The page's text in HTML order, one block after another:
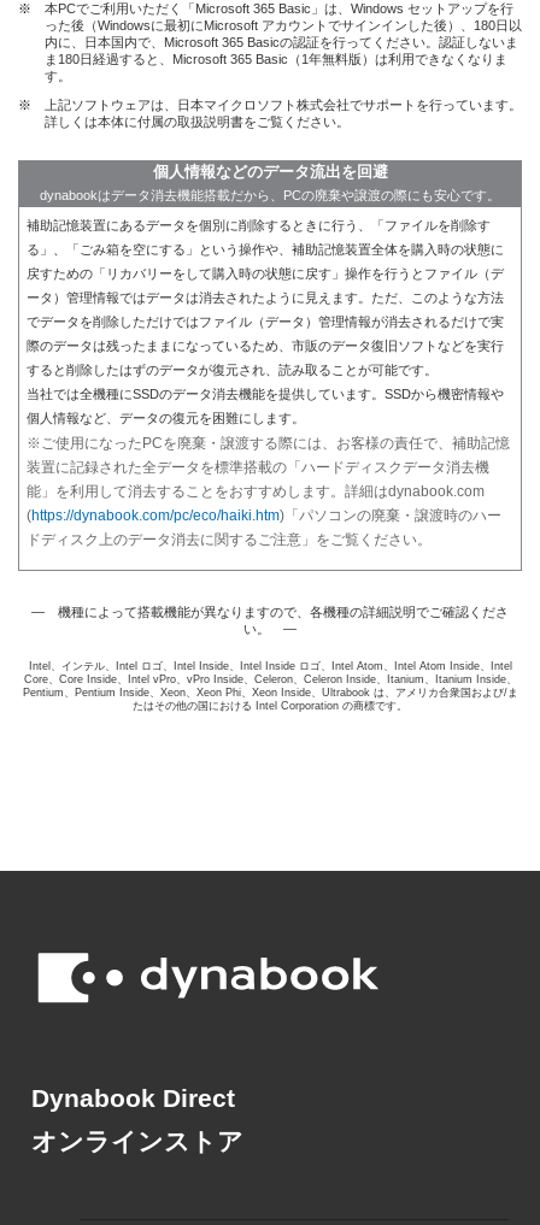
※
本PCでご利用いただく「Microsoft 365 Basic」は、Windows セットアップを行
った後（Windowsに最初にMicrosoft アカウントでサインインした後）、180日以
内に、日本国内で、Microsoft 365 Basicの認証を行ってください。認証しないま
ま180日経過すると、Microsoft 365 Basic（1年無料版）は利用できなくなりま
す。
※
上記ソフトウェアは、日本マイクロソフト株式会社でサポートを行っています。
詳しくは本体に付属の取扱説明書をご覧ください。
個人情報などのデータ流出を回避
dynabookはデータ消去機能搭載だから、PCの廃棄や譲渡の際にも安心です。
補助記憶装置にあるデータを個別に削除するときに行う、「ファイルを削除す
る」、「ごみ箱を空にする」という操作や、補助記憶装置全体を購入時の状態に
戻すための「リカバリーをして購入時の状態に戻す」操作を行うとファイル（デ
ータ）管理情報ではデータは消去されたように見えます。ただ、このような方法
でデータを削除しただけではファイル（データ）管理情報が消去されるだけで実
際のデータは残ったままになっているため、市販のデータ復旧ソフトなどを実行
すると削除したはずのデータが復元され、読み取ることが可能です。
当社では全機種にSSDのデータ消去機能を提供しています。SSDから機密情報や
個人情報など、データの復元を困難にします。
※ご使用になったPCを廃棄・譲渡する際には、お客様の責任で、補助記憶
装置に記録された全データを標準搭載の「ハードディスクデータ消去機
能」を利用して消去することをおすすめします。詳細はdynabook.com
(https://dynabook.com/pc/eco/haiki.htm)「パソコンの廃棄・譲渡時のハー
ドディスク上のデータ消去に関するご注意」をご覧ください。
― 機種によって搭載機能が異なりますので、各機種の詳細説明でご確認くださ
い。 ―
Intel、インテル、Intel ロゴ、Intel Inside、Intel Inside ロゴ、Intel Atom、Intel Atom Inside、Intel
Core、Core Inside、Intel vPro、vPro Inside、Celeron、Celeron Inside、Itanium、Itanium Inside、
Pentium、Pentium Inside、Xeon、Xeon Phi、Xeon Inside、Ultrabook は、アメリカ合衆国および/ま
たはその他の国における Intel Corporation の商標です。
Dynabook Direct
オンラインストア